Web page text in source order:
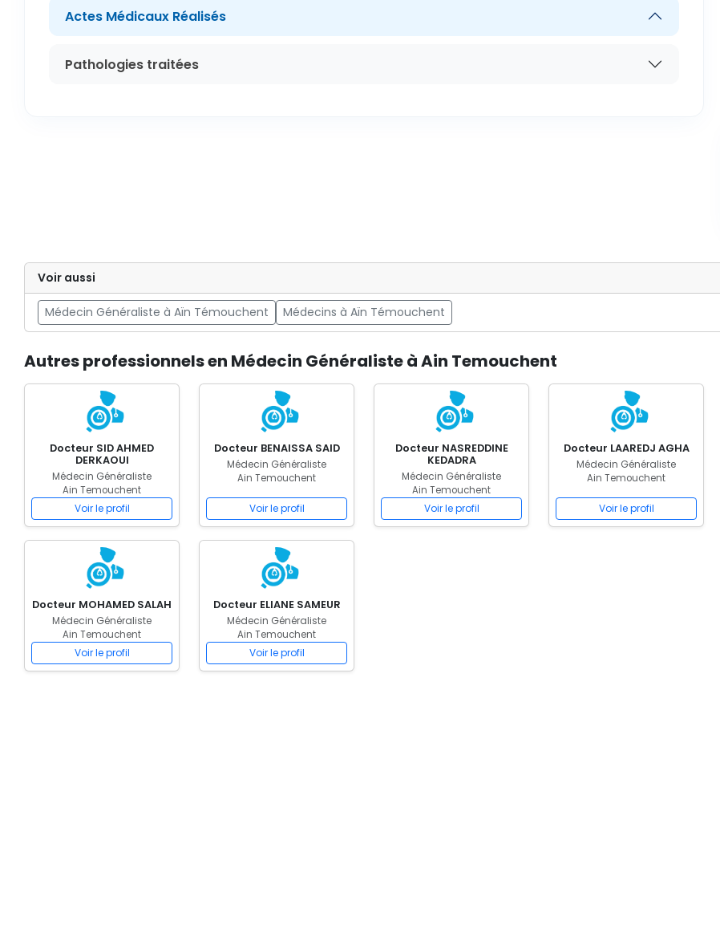
Actes Médicaux Réalisés
Pathologies traitées
Voir aussi
Médecin Généraliste à Aïn Témouchent Médecins à Aïn Témouchent
Autres professionnels en Médecin Généraliste à Ain Temouchent
Docteur SID AHMED
DERKAOUI
Médecin Généraliste
Ain Temouchent
Voir le profil
Docteur BENAISSA SAID
Médecin Généraliste
Ain Temouchent
Voir le profil
Docteur NASREDDINE
KEDADRA
Médecin Généraliste
Ain Temouchent
Voir le profil
Docteur LAAREDJ AGHA
Médecin Généraliste
Ain Temouchent
Voir le profil
Docteur MOHAMED SALAH
Médecin Généraliste
Ain Temouchent
Voir le profil
Docteur ELIANE SAMEUR
Médecin Généraliste
Ain Temouchent
Voir le profil